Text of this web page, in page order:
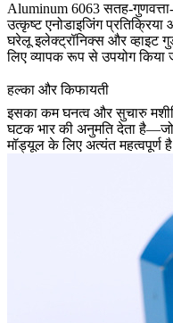
Aluminum 6063 सतह-
उत्कृष्ट एनोडाइजिंग
घरेलू इलेक्ट्रॉनिक्स और व्हाइट
लिए व्यापक रूप से उपयोग किया
हल्का और किफायती
इसका कम घनत्व और सुचारु
घटक भार की अनुमति देता है—जो
मॉड्यूल के लिए अत्यंत महत्वपूर्ण